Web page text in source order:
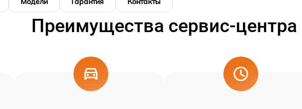
Преимущества сервис-центра